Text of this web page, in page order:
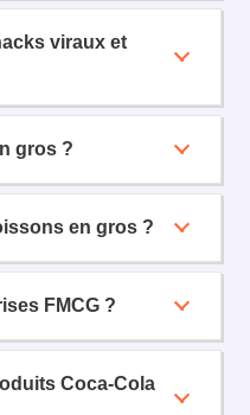
viraux et
gros ?
en gros ?
FMCG ?
Coca-Cola